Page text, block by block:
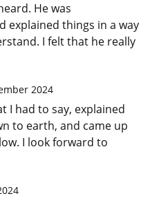
He was
explained things in a way
I felt that he really
2024
I had to say, explained
to earth, and came up
I look forward to